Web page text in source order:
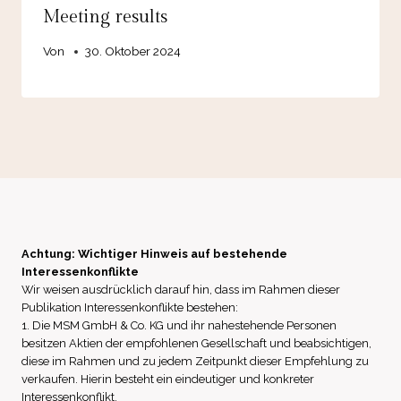
Meeting results
Von 30. Oktober 2024
Achtung: Wichtiger Hinweis auf bestehende
Interessenkonflikte
Wir weisen ausdrücklich darauf hin, dass im Rahmen dieser
Publikation Interessenkonflikte bestehen:
1. Die MSM GmbH & Co. KG und ihr nahestehende Personen
besitzen Aktien der empfohlenen Gesellschaft und beabsichtigen,
diese im Rahmen und zu jedem Zeitpunkt dieser Empfehlung zu
verkaufen. Hierin besteht ein eindeutiger und konkreter
Interessenkonflikt.